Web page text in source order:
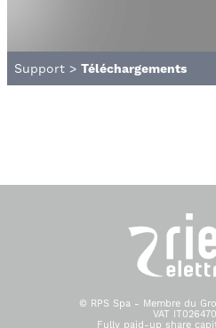
Support > Téléchargements
© RPS Spa - Membre du
VAT
Fully paid-up share